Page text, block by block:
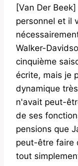
[Van Der
personnel et il
Walker-
cinquième
écrite, mais je
dynamique
n'avait peut-
de ses
pensions que
peut-être faire
tout